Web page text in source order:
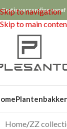
Skip to navigation
Skip to main
verzending
Home ZZ